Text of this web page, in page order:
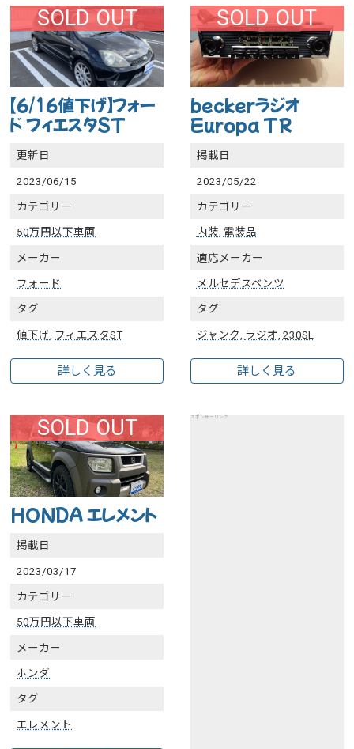
SOLD OUT
【6/16値下げ】フォー
ド フィエスタST
更新日
2023/06/15
カテゴリー
50万円以下車両
メーカー
フォード
タグ
値下げ フィエスタST
詳しく見る
SOLD OUT
beckerラジオ
Europa TR
掲載日
2023/05/22
カテゴリー
内装, 電装品
適応メーカー
メルセデスベンツ
タグ
ジャンク ラジオ 230SL
詳しく見る
SOLD OUT
HONDA エレメント
掲載日
2023/03/17
カテゴリー
50万円以下車両
メーカー
ホンダ
タグ
エレメント
スポンサーリンク